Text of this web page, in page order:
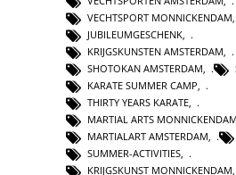
VECHTSPORT MONNICKENDAM
JUBILEUMGESCHENK
KRIJGSKUNSTEN AMSTERDAM
SHOTOKAN AMSTERDAM
KARATE SUMMER CAMP
THIRTY YEARS KARATE
MARTIAL ARTS MONNICKENDAM
MARTIALART AMSTERDAM,
SUMMER-ACTIVITIES,
KRIJGSKUNST MONNICKENDAM,